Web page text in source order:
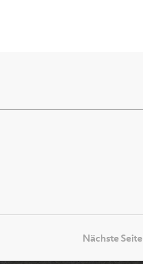
Nächste Seite